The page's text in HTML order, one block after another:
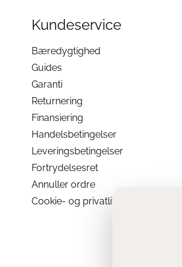
mindre end silke. Vi
på vaskemaskinen og
det hænges op, så
minimalt.
råvaren (bambussen) er
kræver det
N-oxid) som ikke
også en farvningsproces
selve farvestoffet ikke
noget sengetøj for
lyocell-metoden (Nordic
Kundeservice
Bæredygtighed
Guides
Garanti
Returnering
Finansiering
Handelsbetingelser
Leveringsbetingelser
Fortrydelsesret
Annuller ordre
Cookie- og privatlivsindstillinger